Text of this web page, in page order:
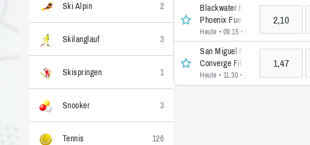
Ski Alpin 2
Skilanglauf 3
Skispringen 1
Snooker 3
Tennis 126
Blackwater Bossing
Phoenix Fuel Masters
Heute • 09:15 • 9 >>
2,10
San Miguel Beermen
Converge Fiberxers
Heute • 11:30 • 7 >>
1,47